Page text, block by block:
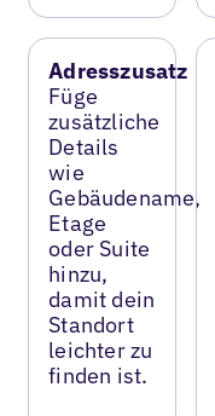
Adresszusatz
Füge
zusätzliche
Details
wie
Gebäudename,
Etage
oder Suite
hinzu,
damit dein
Standort
leichter zu
finden ist.